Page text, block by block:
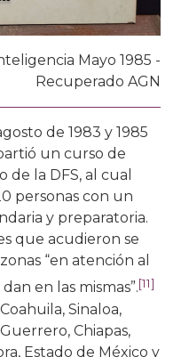
Mayo 1985 -
Recuperado AGN
de 1983 y 1985
un curso de
la DFS, al cual
personas con un
y preparatoria.
que acudieron se
“en atención al
en las mismas”.[11]
Sinaloa,
Chiapas,
Estado de México y